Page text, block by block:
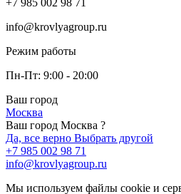
info@krovlyagroup.ru
Режим работы
Пн-Пт: 9:00 - 20:00
Ваш город
Москва
Ваш город Москва ?
Да, все верно Выбрать другой
+7 985 002 98 71
info@krovlyagroup.ru
Мы используем файлы cookie и